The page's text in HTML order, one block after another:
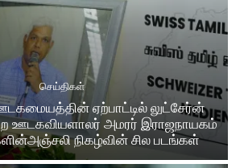
செய்திகள்
ஏற்பாட்டில் லுட்சேர்ன்
ஊடகவியளாலர் அமரர் இராஜநாயகம்
நிகழ்வின் சில படங்கள்